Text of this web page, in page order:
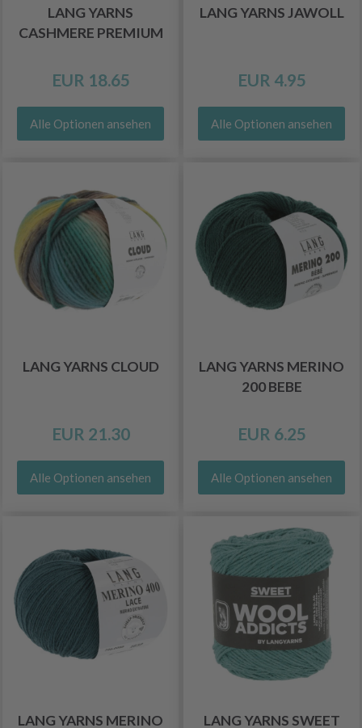
LANG YARNS
CASHMERE PREMIUM
EUR 18.65
Alle Optionen ansehen
LANG YARNS JAWOLL
EUR 4.95
Alle Optionen ansehen
LANG YARNS CLOUD
EUR 21.30
Alle Optionen ansehen
LANG YARNS MERINO
200 BEBE
EUR 6.25
Alle Optionen ansehen
LANG YARNS MERINO
LANG YARNS SWEET